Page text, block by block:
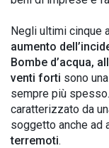
Negli ultimi cinque
aumento
Bombe d’acqua,
venti forti sono
sempre più
caratterizzato da
soggetto anche ad
terremoti.